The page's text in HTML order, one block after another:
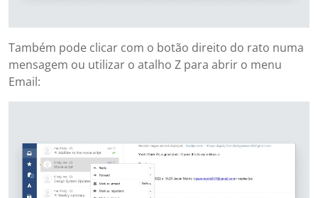
Também pode clicar com o botão direito do rato numa
mensagem ou utilizar o atalho Z para abrir o menu
Email: